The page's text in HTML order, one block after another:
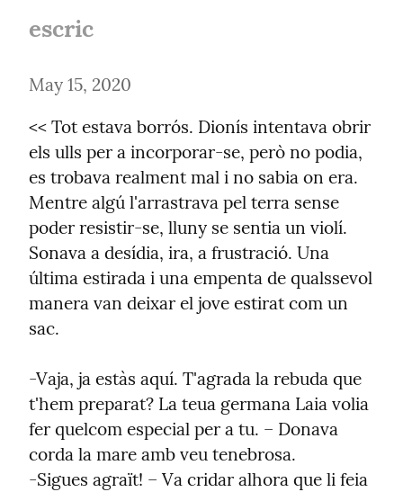
escric
May 15, 2020
<< Tot estava borrós. Dionís intentava obrir
els ulls per a incorporar-se, però no podia,
es trobava realment mal i no sabia on era.
Mentre algú l'arrastrava pel terra sense
poder resistir-se, lluny se sentia un violí.
Sonava a desídia, ira, a frustració. Una
última estirada i una empenta de qualssevol
manera van deixar el jove estirat com un
sac.
-Vaja, ja estàs aquí. T'agrada la rebuda que
t'hem preparat? La teua germana Laia volia
fer quelcom especial per a tu. – Donava
corda la mare amb veu tenebrosa.
-Sigues agraït! – Va cridar alhora que li feia